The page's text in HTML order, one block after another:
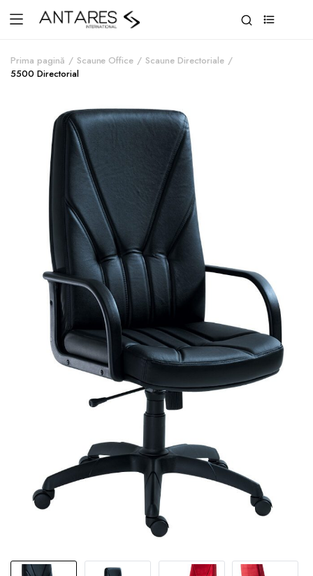
Prima pagină Scaune Office
Scaune Directoriale
5500 Directorial